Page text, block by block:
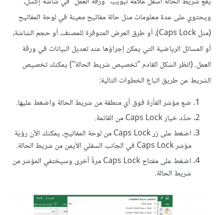
ويحتوي على عدة معلومات مثل حالة مفاتيح معينة في لوحة المفاتيح
(مثل Caps Lock)، أو طرق العرض المتوفرة للمصنف، أو حجم الشاشة،
أو المسائل الرياضية التي يمكن إجراؤها عند تعديل البيانات في ورقة
العمل. (انظر الشكل القادم "تخصيص شريط الحالة") يمكنك تخصيص
الشريط عن طريق اتباع الخطوات التالية:
ضع مؤشر الفأرة فوق أي منطقة من شريط الحالة واضغط عليها.
حدِّد خيار Caps Lock من القائمة.
اضغط على زر Caps Lock من لوحة المفاتيح، يمكنك الآن رؤية
مؤشر Caps Lock في الجانب السفلي الأيمن من شريط الحالة.
اضغط على مفتاح Caps Lock مرةً أخرى وسيختفي المؤشر من
شريط الحالة.